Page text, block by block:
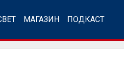
МАГАЗИН ПОДКАСТ